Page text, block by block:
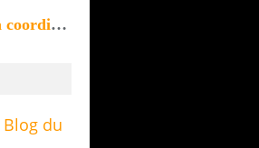
Communiqué de presse de la coordination des...